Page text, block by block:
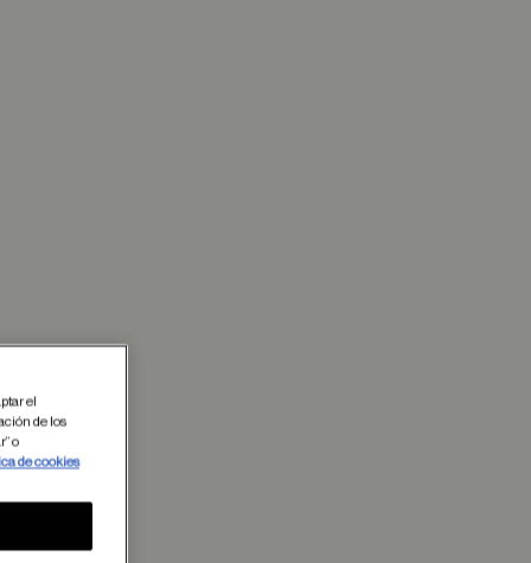
favoritos
el
de los
o
de cookies